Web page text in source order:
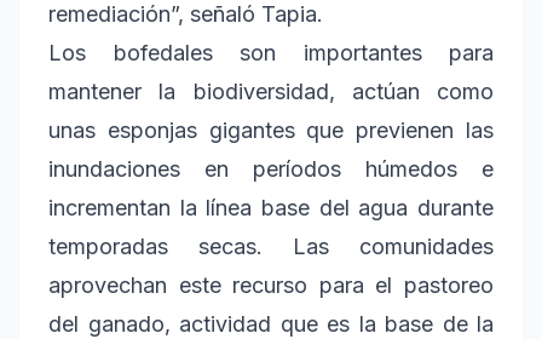
remediación”, señaló Tapia.
Los bofedales son importantes para
mantener la biodiversidad, actúan como
unas esponjas gigantes que previenen las
inundaciones en períodos húmedos e
incrementan la línea base del agua durante
temporadas secas. Las comunidades
aprovechan este recurso para el pastoreo
del ganado, actividad que es la base de la